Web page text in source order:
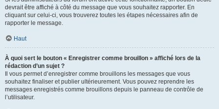
devrait être affiché à côté du message que vous souhaitez rapporter. En
cliquant sur celui-ci, vous trouverez toutes les étapes nécessaires afin de
rapporter le message.
Haut
À quoi sert le bouton « Enregistrer comme brouillon » affiché lors de la
rédaction d’un sujet ?
Il vous permet d’enregistrer comme brouillons les messages que vous
souhaitez finaliser et publier ultérieurement. Vous pouvez reprendre les
messages enregistrés comme brouillons depuis le panneau de contrôle de
l’utilisateur.